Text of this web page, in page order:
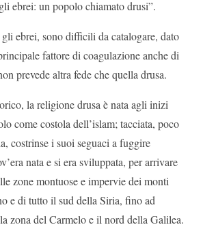
ebrei: un popolo chiamato drusi”.
ebrei, sono difficili da catalogare, dato
fattore di coagulazione anche di
prevede altra fede che quella drusa.
la religione drusa è nata agli inizi
come costola dell’islam; tacciata, poco
costrinse i suoi seguaci a fuggire
nata e si era sviluppata, per arrivare
zone montuose e impervie dei monti
e di tutto il sud della Siria, fino ad
zona del Carmelo e il nord della Galilea.